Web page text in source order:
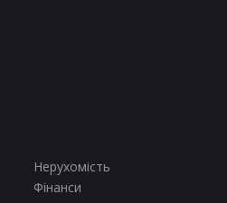
Нерухомість
Фінанси